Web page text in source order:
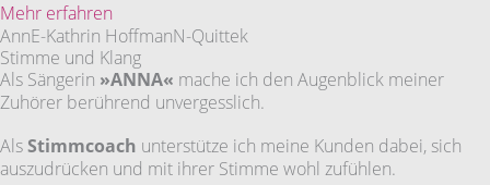
Mehr erfahren
AnnE-Kathrin HoffmanN-Quittek
Stimme und Klang
Als Sängerin »ANNA« mache ich den Augenblick meiner
Zuhörer berührend unvergesslich.
AlsStimmcoach unterstütze ich meine Kunden dabei, sich
auszudrücken und mit ihrer Stimme wohl zufühlen.